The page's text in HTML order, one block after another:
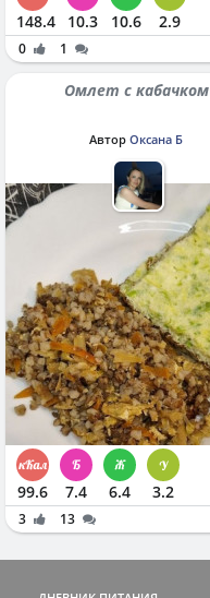
148.4 10.3 10.6 2.9
0 1
Омлет с кабачком
Автор Оксана Б
99.6 7.4 6.4 3.2
3 13